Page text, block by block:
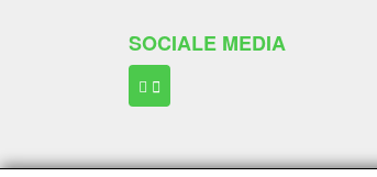
SOCIALE MEDIA